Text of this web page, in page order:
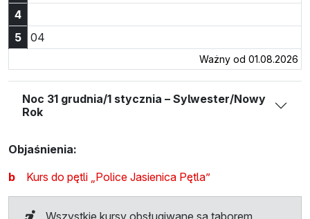
4
5
04
Ważny od 01.08.2026
Noc 31 grudnia/1 stycznia – Sylwester/Nowy
Rok
Objaśnienia:
b
Kurs do pętli „Police Jasienica Pętla”